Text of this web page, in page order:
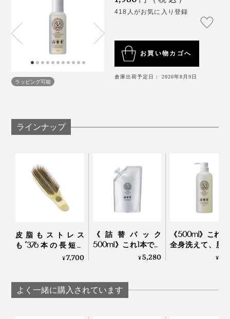
ラッピング可能
418人がお気に入り登録
お買い物カゴへ
倉庫出荷予定日： 2026年8月9日
ラインナップ
皮脂もストレス
も“376本の長短ピ
ン”が洗い流してくれ
ルプブラシ
¥7,700
《詰替パック
500ml》これ1本で全
身洗えて、肌も髪も
¥5,280
《500ml》これ1
全身洗えて、肌
もしっとり潤う
¥
よく一緒に購入されています